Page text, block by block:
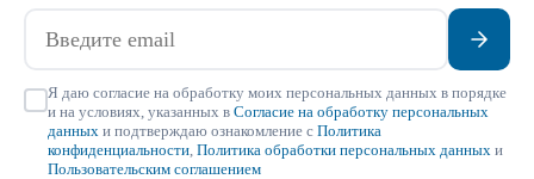
Я даю согласие на обработку моих персональных данных в порядке
и на условиях, указанных в Согласие на обработку персональных
данных и подтверждаю ознакомление с Политика
конфиденциальности Политика обработки персональных данных и
Пользовательским соглашением